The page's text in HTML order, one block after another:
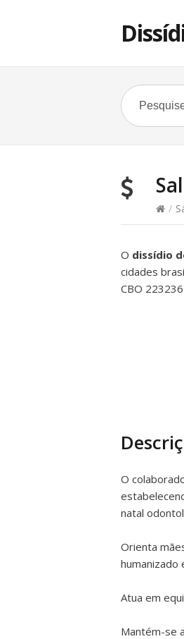
/
O dissídio
cidades
CBO
O
natal
Orienta
humanizado
Atua em
Mantém-se